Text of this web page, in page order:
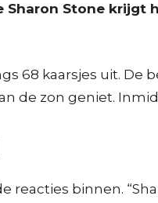
Sharon Stone
68 kaarsjes uit. De
de zon geniet.
reacties binnen.